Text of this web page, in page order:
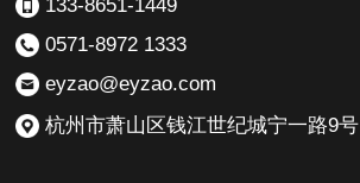
133-8651-1449
0571-8972 1333
eyzao@eyzao.com
杭州市萧山区钱江世纪城宁一路9号